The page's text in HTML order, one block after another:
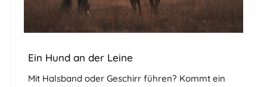
Ein Hund an der Leine
Mit Halsband oder Geschirr führen? Kommt ein